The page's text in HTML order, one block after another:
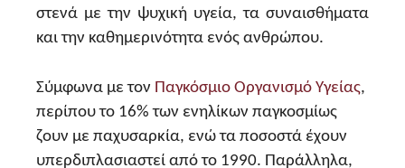
στενά με την ψυχική υγεία, τα συναισθήματα
και την καθημερινότητα ενός ανθρώπου.
Σύμφωνα με τον Παγκόσμιο Οργανισμό Υγείας,
περίπου το 16% των ενηλίκων παγκοσμίως
ζουν με παχυσαρκία, ενώ τα ποσοστά έχουν
υπερδιπλασιαστεί από το 1990. Παράλληλα,